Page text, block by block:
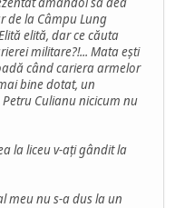
de la Câmpu Lung
elită, dar ce căuta
militare?!... Mata ești
când cariera armelor
bine dotat, un
Culianu nicicum nu
la liceu v-ați gândit la
meu nu s-a dus la un